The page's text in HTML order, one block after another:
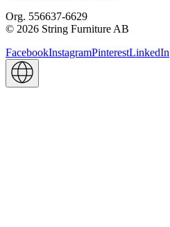
Org. 556637-6629
© 2026 String Furniture AB
FacebookInstagramPinterestLinkedIn